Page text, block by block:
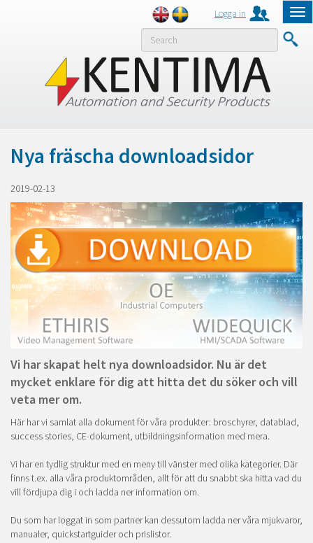
Logga in
MENY
Nya fräscha downloadsidor
2019-02-13
Vi har skapat helt nya downloadsidor. Nu är det
mycket enklare för dig att hitta det du söker och vill
veta mer om.
Här har vi samlat alla dokument för våra produkter: broschyrer, datablad,
success stories, CE-dokument, utbildningsinformation med mera.
Vi har en tydlig struktur med en meny till vänster med olika kategorier. Där
finns t.ex. alla våra produktområden, allt för att du snabbt ska hitta vad du
vill fördjupa dig i och ladda ner information om.
Du som har loggat in som partner kan dessutom ladda ner våra mjukvaror,
manualer, quickstartguider och prislistor.